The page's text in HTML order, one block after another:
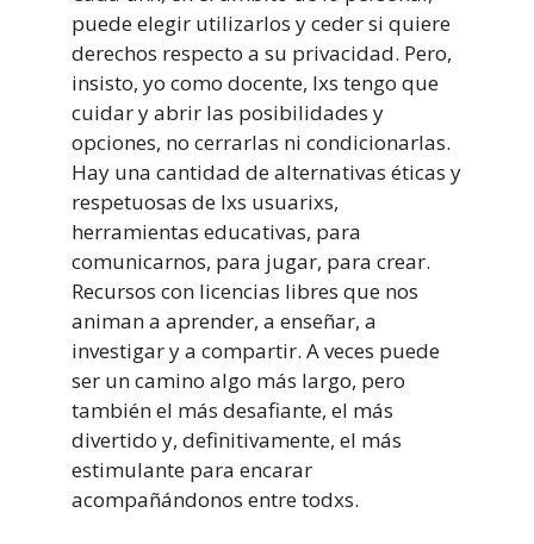
puede elegir utilizarlos y ceder si quiere
derechos respecto a su privacidad. Pero,
insisto, yo como docente, lxs tengo que
cuidar y abrir las posibilidades y
opciones, no cerrarlas ni condicionarlas.
Hay una cantidad de alternativas éticas y
respetuosas de lxs usuarixs,
herramientas educativas, para
comunicarnos, para jugar, para crear.
Recursos con licencias libres que nos
animan a aprender, a enseñar, a
investigar y a compartir. A veces puede
ser un camino algo más largo, pero
también el más desafiante, el más
divertido y, definitivamente, el más
estimulante para encarar
acompañándonos entre todxs.